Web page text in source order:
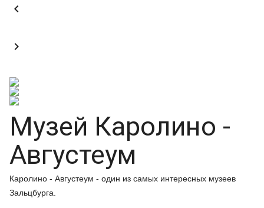


Музей Каролино -
Августеум
Каролино - Августеум - один из самых интересных музеев
Зальцбурга.